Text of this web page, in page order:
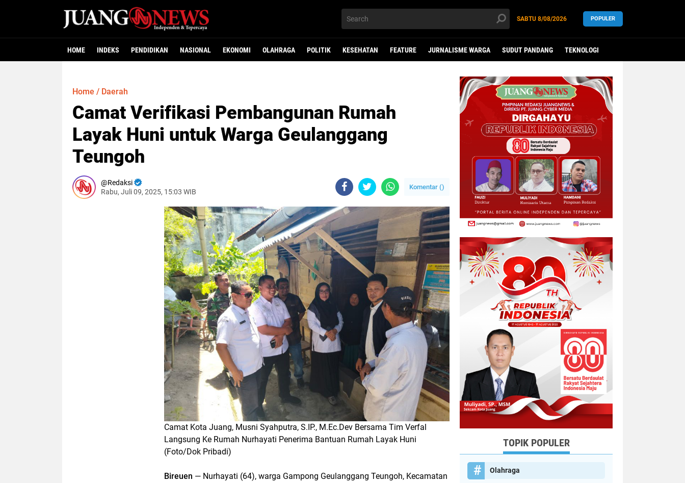
SABTU 8/08/2026 POPULER
HOME INDEKS PENDIDIKAN NASIONAL EKONOMI OLAHRAGA POLITIK KESEHATAN FEATURE JURNALISME WARGA SUDUT PANDANG TEKNOLOGI
Home / Daerah
Camat Verifikasi Pembangunan Rumah
Layak Huni untuk Warga Geulanggang
Teungoh
Redaksi
Rabu, Juli 09, 2025, 15:03 WIB
Komentar ()
Camat Kota Juang, Musni Syahputra, S.IP., M.Ec.Dev Bersama Tim Verfal
Langsung Ke Rumah Nurhayati Penerima Bantuan Rumah Layak Huni
(Foto/Dok Pribadi)
Bireuen — Nurhayati (64), warga Gampong Geulanggang Teungoh, Kecamatan
TOPIK POPULER
Olahraga